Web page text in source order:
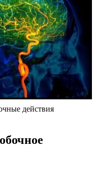
действия